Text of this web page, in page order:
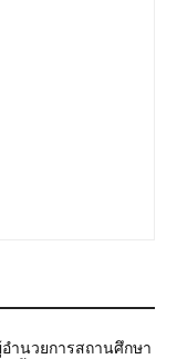
ำนวยการสถานศึกษา